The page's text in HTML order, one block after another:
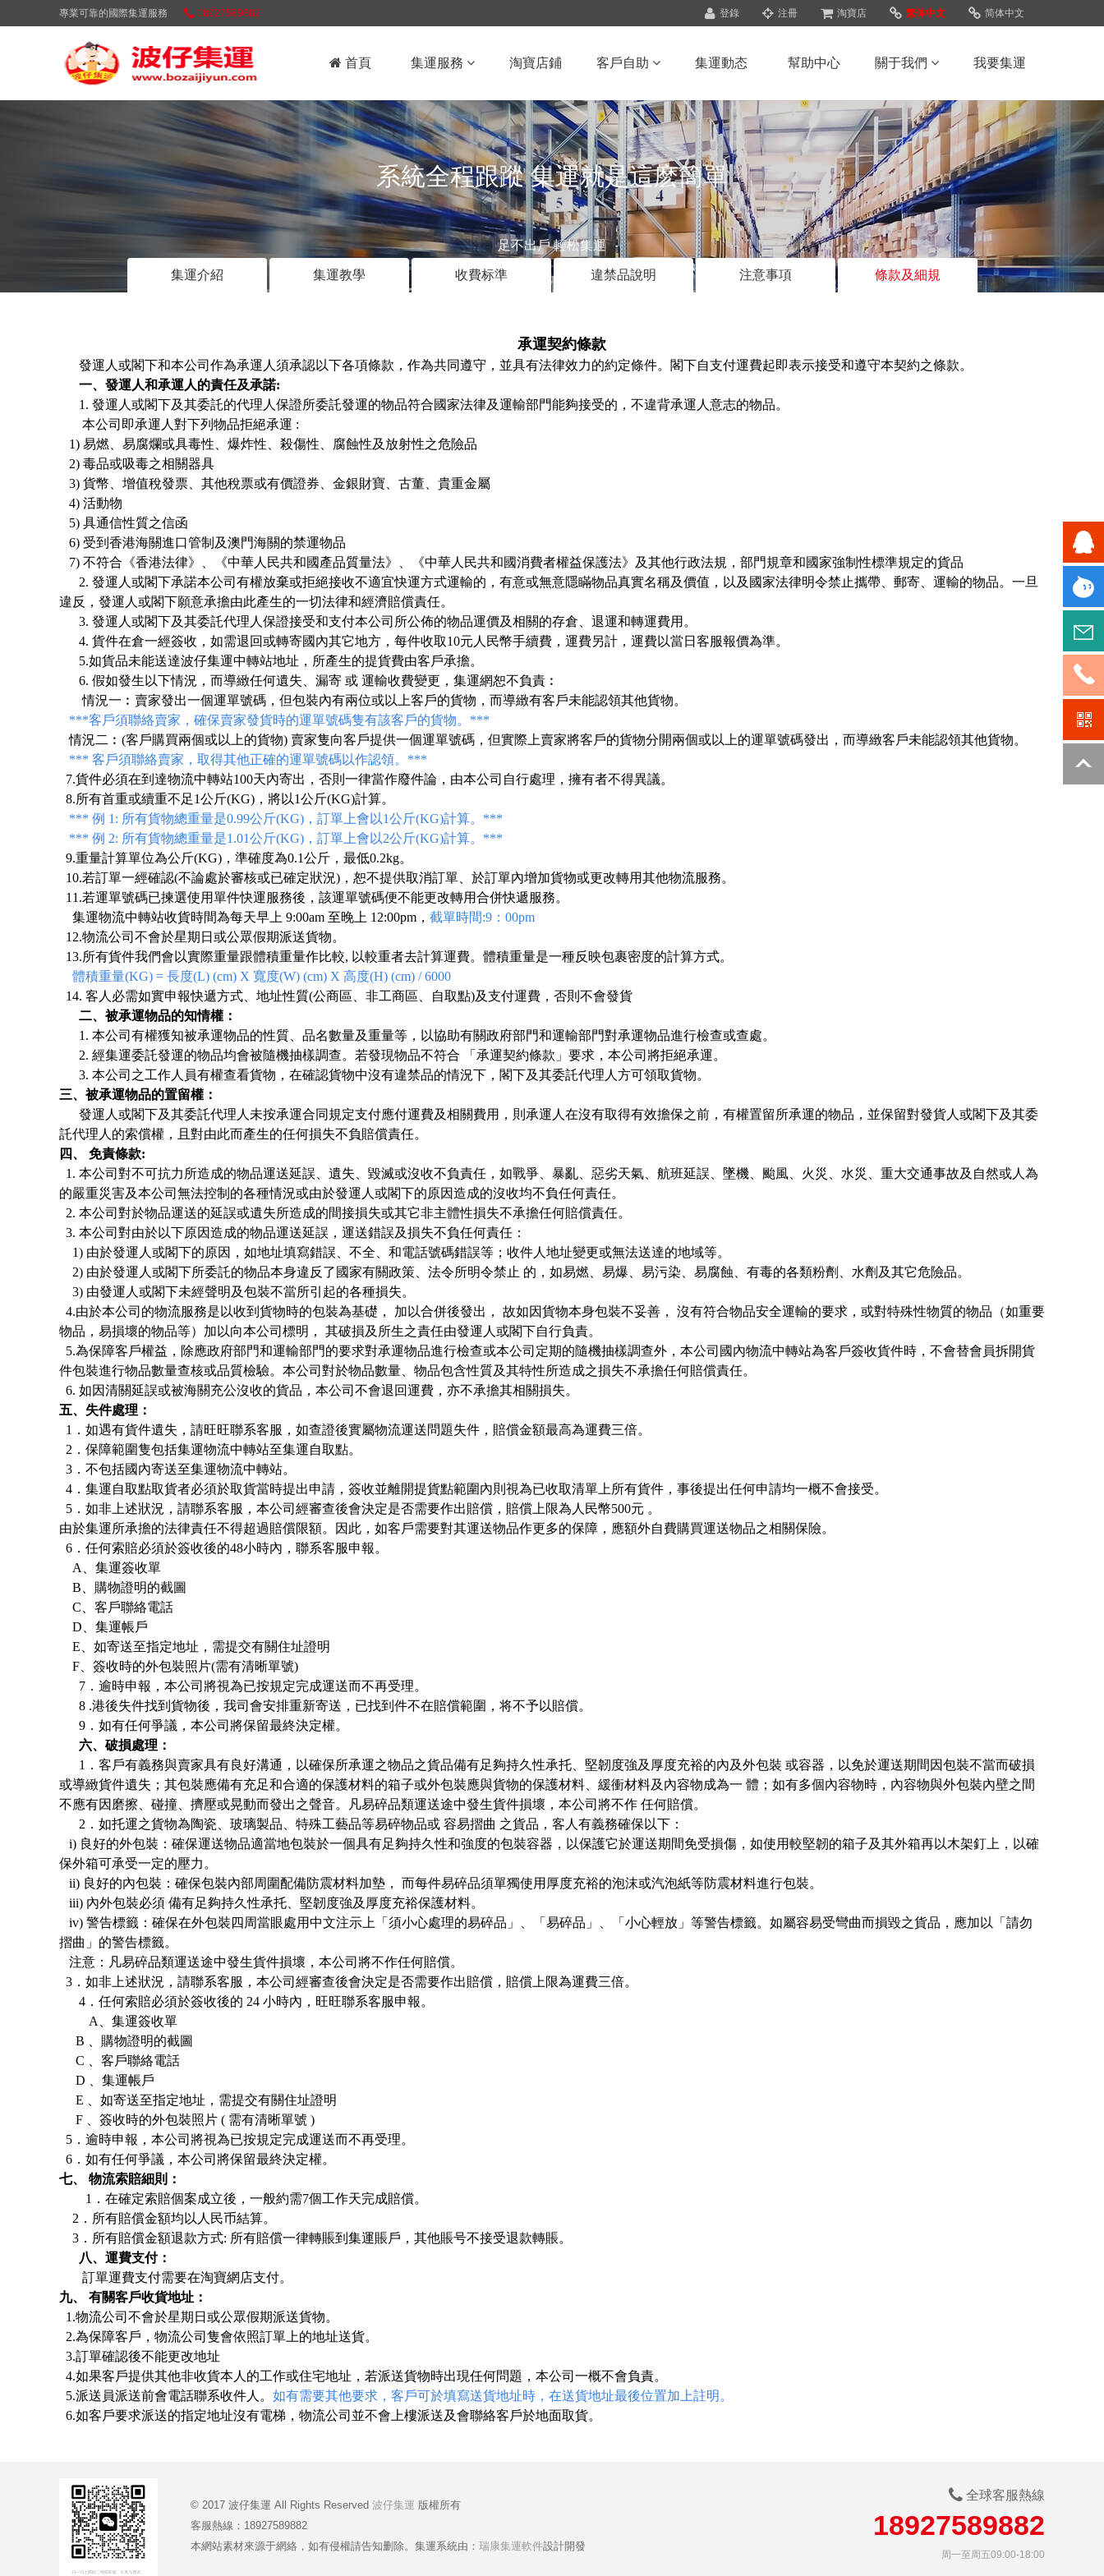
專業可靠的國際集運服務 18927589882 登錄 注冊 淘寶店 繁体中文 简体中文
首頁 集運服務 淘寶店鋪 客戶自助 集運動态 幫助中心 關于我們 我要集運
系統全程跟蹤 集運就是這麽簡單
足不出戶 輕松集運
集運介紹 集運教學 收費标準 違禁品說明 注意事項 條款及細規
承運契約條款
發運人或閣下和本公司作為承運人須承認以下各項條款，作為共同遵守，並具有法律效力的約定條件。閣下自支付運費起即表示接受和遵守本契約之條款。
一、發運人和承運人的責任及承諾:
1. 發運人或閣下及其委託的代理人保證所委託發運的物品符合國家法律及運輸部門能夠接受的，不違背承運人意志的物品。
本公司即承運人對下列物品拒絕承運 :
1) 易燃、易腐爛或具毒性、爆炸性、殺傷性、腐蝕性及放射性之危險品
2) 毒品或吸毒之相關器具
3) 貨幣、增值稅發票、其他稅票或有價證券、金銀財寶、古董、貴重金屬
4) 活動物
5) 具通信性質之信函
6) 受到香港海關進口管制及澳門海關的禁運物品
7) 不符合《香港法律》、《中華人民共和國產品質量法》、《中華人民共和國消費者權益保護法》及其他行政法規，部門規章和國家強制性標準規定的貨品
2. 發運人或閣下承諾本公司有權放棄或拒絕接收不適宜快運方式運輸的，有意或無意隱瞞物品真實名稱及價值，以及國家法律明令禁止攜帶、郵寄、運輸的物品。一旦
違反，發運人或閣下願意承擔由此產生的一切法律和經濟賠償責任。
3. 發運人或閣下及其委託代理人保證接受和支付本公司所公佈的物品運價及相關的存倉、退運和轉運費用。
4. 貨件在倉一經簽收，如需退回或轉寄國內其它地方，每件收取10元人民幣手續費，運費另計，運費以當日客服報價為準。
5.如貨品未能送達波仔集運中轉站地址，所產生的提貨費由客戶承擔。
6. 假如發生以下情況，而導緻任何遺失、漏寄 或 運輸收費變更，集運網恕不負責︰
情況一︰賣家發出一個運單號碼，但包裝內有兩位或以上客戶的貨物，而導緻有客戶未能認領其他貨物。
***客戶須聯絡賣家，確保賣家發貨時的運單號碼隻有該客戶的貨物。***
情況二︰(客戶購買兩個或以上的貨物) 賣家隻向客戶提供一個運單號碼，但實際上賣家將客戶的貨物分開兩個或以上的運單號碼發出，而導緻客戶未能認領其他貨物。
*** 客戶須聯絡賣家，取得其他正確的運單號碼以作認領。***
7.貨件必須在到達物流中轉站100天內寄出，否則一律當作廢件論，由本公司自行處理，擁有者不得異議。
8.所有首重或續重不足1公斤(KG)，將以1公斤(KG)計算。
*** 例 1: 所有貨物總重量是0.99公斤(KG)，訂單上會以1公斤(KG)計算。***
*** 例 2: 所有貨物總重量是1.01公斤(KG)，訂單上會以2公斤(KG)計算。***
9.重量計算單位為公斤(KG)，準確度為0.1公斤，最低0.2kg。
10.若訂單一經確認(不論處於審核或已確定狀況)，恕不提供取消訂單、於訂單內增加貨物或更改轉用其他物流服務。
11.若運單號碼已揀選使用單件快運服務後，該運單號碼便不能更改轉用合併快遞服務。
集運物流中轉站收貨時間為每天早上 9:00am 至晚上 12:00pm， 截單時間:9：00pm
12.物流公司不會於星期日或公眾假期派送貨物。
13.所有貨件我們會以實際重量跟體積重量作比較, 以較重者去計算運費。體積重量是一種反映包裹密度的計算方式。
體積重量(KG) = 長度(L) (cm) X 寬度(W) (cm) X 高度(H) (cm) / 6000
14. 客人必需如實申報快遞方式、地址性質(公商區、非工商區、自取點)及支付運費，否則不會發貨
二、被承運物品的知情權：
1. 本公司有權獲知被承運物品的性質、品名數量及重量等，以協助有關政府部門和運輸部門對承運物品進行檢查或查處。
2. 經集運委託發運的物品均會被隨機抽樣調查。若發現物品不符合 「承運契約條款」要求，本公司將拒絕承運。
3. 本公司之工作人員有權查看貨物，在確認貨物中沒有違禁品的情況下，閣下及其委託代理人方可領取貨物。
三、被承運物品的置留權：
發運人或閣下及其委託代理人未按承運合同規定支付應付運費及相關費用，則承運人在沒有取得有效擔保之前，有權置留所承運的物品，並保留對發貨人或閣下及其委
託代理人的索償權，且對由此而產生的任何損失不負賠償責任。
四、 免責條款:
1. 本公司對不可抗力所造成的物品運送延誤、遺失、毀滅或沒收不負責任，如戰爭、暴亂、惡劣天氣、航班延誤、墜機、颱風、火災、水災、重大交通事故及自然或人為
的嚴重災害及本公司無法控制的各種情況或由於發運人或閣下的原因造成的沒收均不負任何責任。
2. 本公司對於物品運送的延誤或遺失所造成的間接損失或其它非主體性損失不承擔任何賠償責任。
3. 本公司對由於以下原因造成的物品運送延誤，運送錯誤及損失不負任何責任：
1) 由於發運人或閣下的原因，如地址填寫錯誤、不全、和電話號碼錯誤等；收件人地址變更或無法送達的地域等。
2) 由於發運人或閣下所委託的物品本身違反了國家有關政策、法令所明令禁止 的，如易燃、易爆、易污染、易腐蝕、有毒的各類粉劑、水劑及其它危險品。
3) 由發運人或閣下未經聲明及包裝不當所引起的各種損失。
4.由於本公司的物流服務是以收到貨物時的包裝為基礎， 加以合併後發出， 故如因貨物本身包裝不妥善， 沒有符合物品安全運輸的要求，或對特殊性物質的物品（如重要
物品，易損壞的物品等）加以向本公司標明， 其破損及所生之責任由發運人或閣下自行負責。
5.為保障客戶權益，除應政府部門和運輸部門的要求對承運物品進行檢查或本公司定期的隨機抽樣調查外，本公司國內物流中轉站為客戶簽收貨件時，不會替會員拆開貨
件包裝進行物品數量查核或品質檢驗。本公司對於物品數量、物品包含性質及其特性所造成之損失不承擔任何賠償責任。
6. 如因清關延誤或被海關充公沒收的貨品，本公司不會退回運費，亦不承擔其相關損失。
五、失件處理：
1．如遇有貨件遺失，請旺旺聯系客服，如查證後實屬物流運送問題失件，賠償金額最高為運費三倍。
2．保障範圍隻包括集運物流中轉站至集運自取點。
3．不包括國內寄送至集運物流中轉站。
4． 集運自取點取貨者必須於取貨當時提出申請，簽收並離開提貨點範圍內則視為已收取清單上所有貨件，事後提出任何申請均一概不會接受。
5．如非上述狀況，請聯系客服，本公司經審查後會決定是否需要作出賠償，賠償上限為人民幣500元 。
由於集運所承擔的法律責任不得超過賠償限額。因此，如客戶需要對其運送物品作更多的保障，應額外自費購買運送物品之相關保險。
6．任何索賠必須於簽收後的48小時內，聯系客服申報。
A、 集運簽收單
B、購物證明的截圖
C、客戶聯絡電話
D、 集運帳戶
E、如寄送至指定地址，需提交有關住址證明
F、簽收時的外包裝照片(需有清晰單號)
7．逾時申報，本公司將視為已按規定完成運送而不再受理。
8 .港後失件找到貨物後，我司會安排重新寄送，已找到件不在賠償範圍，将不予以賠償。
9．如有任何爭議，本公司將保留最終決定權。
六、破損處理：
1．客戶有義務與賣家具有良好溝通，以確保所承運之物品之貨品備有足夠持久性承托、堅韌度強及厚度充裕的內及外包裝 或容器，以免於運送期間因包裝不當而破損
或導緻貨件遺失；其包裝應備有充足和合適的保護材料的箱子或外包裝應與貨物的保護材料、緩衝材料及內容物成為一 體；如有多個內容物時，內容物與外包裝內壁之間
不應有因磨擦、碰撞、擠壓或晃動而發出之聲音。凡易碎品類運送途中發生貨件損壞，本公司將不作 任何賠償。
2．如托運之貨物為陶瓷、玻璃製品、特殊工藝品等易碎物品或 容易摺曲 之貨品，客人有義務確保以下：
i) 良好的外包裝：確保運送物品適當地包裝於一個具有足夠持久性和強度的包裝容器，以保護它於運送期間免受損傷，如使用較堅韌的箱子及其外箱再以木架釘上，以確
保外箱可承受一定的壓力。
ii) 良好的內包裝：確保包裝內部周圍配備防震材料加墊， 而每件易碎品須單獨使用厚度充裕的泡沫或汽泡紙等防震材料進行包裝。
iii) 內外包裝必須 備有足夠持久性承托、堅韌度強及厚度充裕保護材料。
iv) 警告標籤：確保在外包裝四周當眼處用中文注示上「須小心處理的易碎品」、「易碎品」、「小心輕放」等警告標籤。如屬容易受彎曲而損毀之貨品，應加以「請勿
摺曲」的警告標籤。
注意：凡易碎品類運送途中發生貨件損壞，本公司將不作任何賠償。
3．如非上述狀況，請聯系客服，本公司經審查後會決定是否需要作出賠償，賠償上限為運費三倍。
4．任何索賠必須於簽收後的 24 小時內，旺旺聯系客服申報。
A
集運簽收單
B 、購物證明的截圖
C 、客戶聯絡電話
D 、 集運帳戶
E 、如寄送至指定地址，需提交有關住址證明
F 、簽收時的外包裝照片 ( 需有清晰單號 )
5．逾時申報，本公司將視為已按規定完成運送而不再受理。
6．如有任何爭議，本公司將保留最終決定權。
七、 物流索賠細則：
1．在確定索賠個案成立後，一般約需7個工作天完成賠償。
2．所有賠償金額均以人民币結算。
3．所有賠償金額退款方式: 所有賠償一律轉賬到 集運賬戶，其他賬号不接受退款轉賬。
八、運費支付：
訂單運費支付需要在淘寶網店支付。
九、 有關客戶收貨地址：
1.物流公司不會於星期日或公眾假期派送貨物。
2.為保障客戶，物流公司隻會依照訂單上的地址送貨。
3.訂單確認後不能更改地址
4.如果客戶提供其他非收貨本人的工作或住宅地址，若派送貨物時出現任何問題，本公司一概不會負責。
5.派送員派送前會電話聯系收件人。 如有需要其他要求，客戶可於填寫送貨地址時，在送貨地址最後位置加上註明。
6.如客戶要求派送的指定地址沒有電梯，物流公司並不會上樓派送及會聯絡客戶於地面取貨。
© 2017 波仔集運 All Rights Reserved 波仔集運 版權所有
客服熱線：18927589882
本網站素材來源于網絡，如有侵權請告知删除。集運系統由： 瑞康集運軟件設計開發
全球客服熱線
18927589882
周一至周五09:00-18:00
QQ咨詢
旺旺咨
詢
郵件聯
系我們